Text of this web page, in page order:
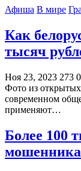
Афиша В мире
Как
тысяч
Ноя 23, 2023 273 0
Фото из
современном
применяют…
Более 100